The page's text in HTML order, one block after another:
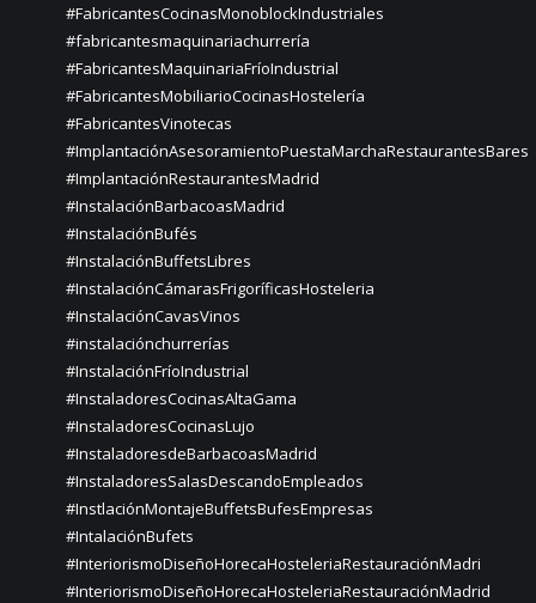
#FabricantesCocinasMonoblockIndustriales
#fabricantesmaquinariachurrería
#FabricantesMaquinariaFríoIndustrial
#FabricantesMobiliarioCocinasHostelería
#FabricantesVinotecas
#ImplantaciónAsesoramientoPuestaMarchaRestaurantesBares
#ImplantaciónRestaurantesMadrid
#InstalaciónBarbacoasMadrid
#InstalaciónBufés
#InstalaciónBuffetsLibres
#InstalaciónCámarasFrigoríficasHosteleria
#InstalaciónCavasVinos
#instalaciónchurrerías
#InstalaciónFríoIndustrial
#InstaladoresCocinasAltaGama
#InstaladoresCocinasLujo
#InstaladoresdeBarbacoasMadrid
#InstaladoresSalasDescandoEmpleados
#InstlaciónMontajeBuffetsBufesEmpresas
#IntalaciónBufets
#InteriorismoDiseñoHorecaHosteleriaRestauraciónMadri
#InteriorismoDiseñoHorecaHosteleriaRestauraciónMadrid